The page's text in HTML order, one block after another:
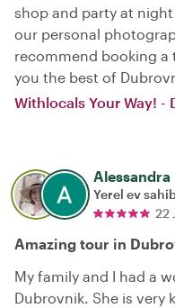
shop and party at
our personal
recommend booking a
you the best of
Withlocals Your Way! -
Alessandra
Yerel ev
22
Amazing tour in
My family and I had a
Dubrovnik. She is very